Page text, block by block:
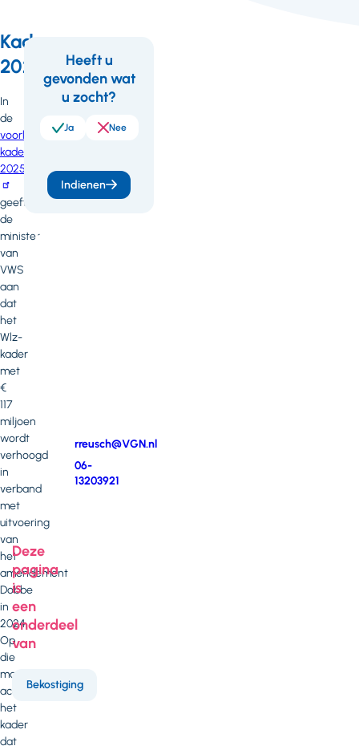
Kader
2024
In
de
voorlopige
kaderbrief
2025
geeft
de
minister
van
VWS
aan
dat
het
Wlz-
kader
met
€
117
miljoen
wordt
verhoogd
in
verband
met
uitvoering
van
het
amendement
Dobbe
in
2024.
Op
die
manier
accommodeert
het
kader
dat
Wil
meer
of
je
mail
rreusch@VGN.nl
Telefoonnummer
06-
13203921
Deze
pagina
is
een
onderdeel
van
Bekostiging
Feedback
Heeft u
gevonden wat
u zocht?
Ja Nee
Indienen